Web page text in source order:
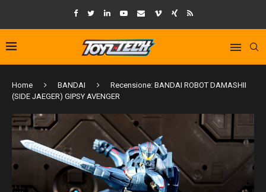
Home BANDAI
Recensione: BANDAI ROBOT DAMASHII
(SIDE JAEGER) GIPSY AVENGER